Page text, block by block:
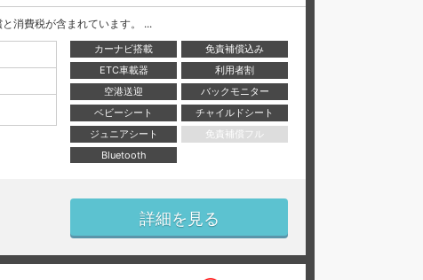
消費税が含まれています。 ...
カーナビ搭載
免責補償込み
ETC車載器
利用者割
空港送迎
バックモニター
ベビーシート
チャイルドシート
ジュニアシート
免責補償フル
Bluetooth
詳細を見る